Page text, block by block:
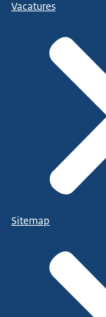
Vacatures
Sitemap